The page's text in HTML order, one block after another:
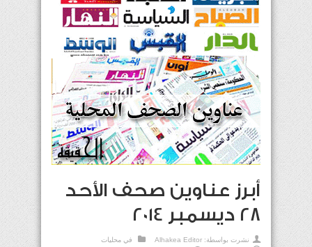
أبرز عناوين صحف الأحد
28 ديسمبر 2014
نشرت بواسطة: Alhakea Editor في محليات